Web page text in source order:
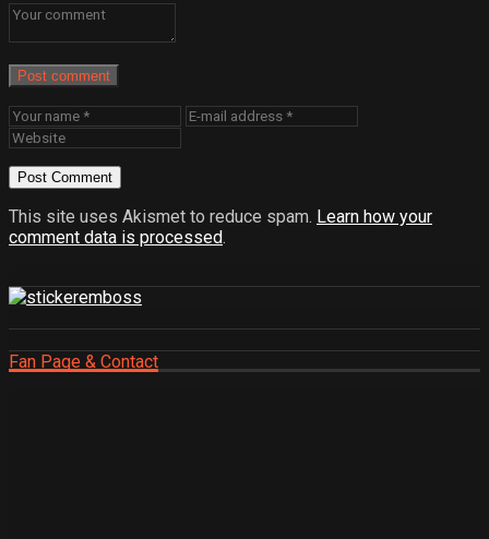
Post comment
This site uses Akismet to reduce spam. Learn how your
comment data is processed.
Fan Page & Contact